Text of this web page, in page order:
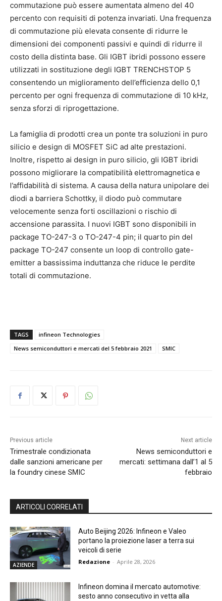
commutazione può essere aumentata almeno del 40
percento con requisiti di potenza invariati. Una frequenza
di commutazione più elevata consente di ridurre le
dimensioni dei componenti passivi e quindi di ridurre il
costo della distinta base. Gli IGBT ibridi possono essere
utilizzati in sostituzione degli IGBT TRENCHSTOP 5
consentendo un miglioramento dell’efficienza dello 0,1
percento per ogni frequenza di commutazione di 10 kHz,
senza sforzi di riprogettazione.
La famiglia di prodotti crea un ponte tra soluzioni in puro
silicio e design di MOSFET SiC ad alte prestazioni.
Inoltre, rispetto ai design in puro silicio, gli IGBT ibridi
possono migliorare la compatibilità elettromagnetica e
l’affidabilità di sistema. A causa della natura unipolare dei
diodi a barriera Schottky, il diodo può commutare
velocemente senza forti oscillazioni o rischio di
accensione parassita. I nuovi IGBT sono disponibili in
package TO-247-3 o TO-247-4 pin; il quarto pin del
package TO-247 consente un loop di controllo gate-
emitter a bassissima induttanza che riduce le perdite
totali di commutazione.
TAGS
infineon Technologies
News semiconduttori e mercati del 5 febbraio 2021
SMIC
Previous article
Trimestrale condizionata
dalle sanzioni americane per
la foundry cinese SMIC
Next article
News semiconduttori e
mercati: settimana dall’1 al 5
febbraio
ARTICOLI CORRELATI
AZIENDE
Auto Beijing 2026: Infineon e Valeo
portano la proiezione laser a terra sui
veicoli di serie
Redazione - Aprile 28, 2026
Infineon domina il mercato automotive:
sesto anno consecutivo in vetta alla